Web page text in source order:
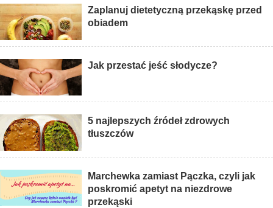
Zaplanuj dietetyczną przekąskę przed
obiadem
Jak przestać jeść słodycze?
5 najlepszych źródeł zdrowych
tłuszczów
Marchewka zamiast Pączka, czyli jak
poskromić apetyt na niezdrowe
przekąski